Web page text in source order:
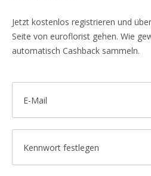
Jetzt kostenlos registrieren und
Seite von euroflorist gehen. Wie
automatisch Cashback sammeln.
E-Mail
Kennwort festlegen